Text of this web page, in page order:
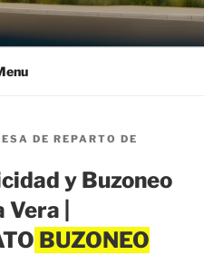
DE REPARTO DE
y Buzoneo
|